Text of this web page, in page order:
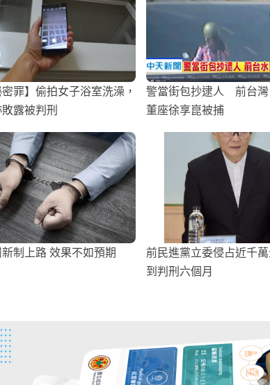
密罪】偷拍女子浴室洗澡，
露被判刑
警當街包抄逮人 前台灣
董座徐享崑被捕
制上路 效果不如預期
前民進黨立委侵占近千
到判刑六個月